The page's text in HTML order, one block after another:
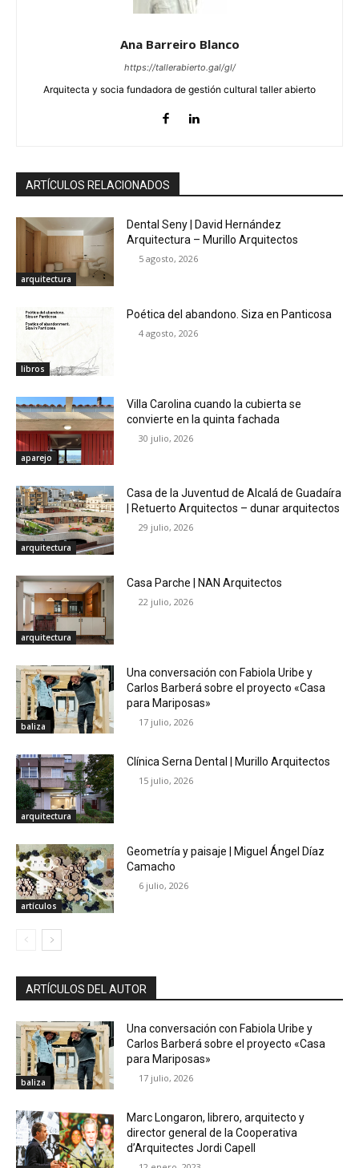
Ana Barreiro Blanco
https://tallerabierto.gal/gl/
Arquitecta y socia fundadora de gestión cultural taller abierto
ARTÍCULOS RELACIONADOS
arquitectura
Dental Seny | David Hernández
Arquitectura – Murillo Arquitectos
5 agosto, 2026
libros
Poética del abandono. Siza en Panticosa
4 agosto, 2026
aparejo
Villa Carolina cuando la cubierta se
convierte en la quinta fachada
30 julio, 2026
arquitectura
Casa de la Juventud de Alcalá de Guadaíra
| Retuerto Arquitectos – dunar arquitectos
29 julio, 2026
arquitectura
Casa Parche | NAN Arquitectos
22 julio, 2026
baliza
Una conversación con Fabiola Uribe y
Carlos Barberá sobre el proyecto «Casa
para Mariposas»
17 julio, 2026
arquitectura
Clínica Serna Dental | Murillo Arquitectos
15 julio, 2026
artículos
Geometría y paisaje | Miguel Ángel Díaz
Camacho
6 julio, 2026
ARTÍCULOS DEL AUTOR
baliza
Una conversación con Fabiola Uribe y
Carlos Barberá sobre el proyecto «Casa
para Mariposas»
17 julio, 2026
Marc Longaron, librero, arquitecto y
director general de la Cooperativa
d’Arquitectes Jordi Capell